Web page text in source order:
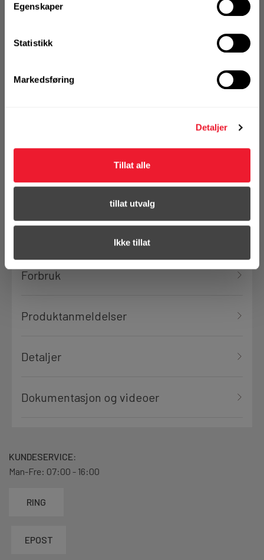
Egenskaper
Statistikk
Markedsføring
Detaljer
Tillat alle
tillat utvalg
Ikke tillat
Produktnyheter
Denne varen finnes ikke lenger i
vårt sortiment
Se hele sortimentet
Forbruk
Produktanmeldelser
Detaljer
Dokumentasjon og videoer
KUNDESERVICE:
Man-Fre: 07:00 - 16:00
RING
EPOST